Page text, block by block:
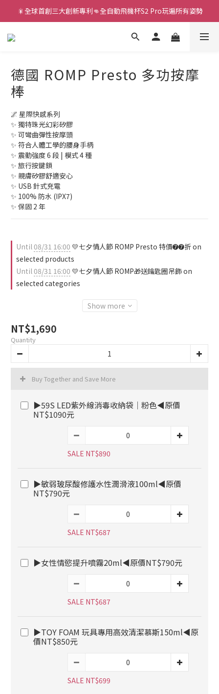
新款智能炮機👍小奶狗🩷小飛象💜
🎇全球首創三大創新專利👊全自動飛機杯S2 Pro玩遍所有姿勢
新款智能炮機👍小奶狗🩷小飛象💜
德國 ROMP Presto 多功按摩
棒
🌌 星際快感系列
✨ 獨特珠光幻彩矽膠
✨ 可彎曲彈性按摩頭
✨ 符合人體工學的腰身手柄
✨ 震動強度 6 段 | 模式 4 種
✨ 旅行按鍵鎖
✨ 親膚矽膠舒適安心
✨ USB 針式充電
✨ 100% 防水 (IPX7)
✨ 保固 2 年
Until08/31 16:00 💛七夕情人節 ROMP Presto 特價➐➐折 on
selected products
Until08/31 16:00 💛七夕情人節 ROMP🎁送鑰匙圈吊飾 on
selected categories
Show more
NT$1,690
Quantity
Buy Together and Save More
▶59S LED紫外線消毒收納袋｜粉色◀原價
NT$1090元
SALE NT$890
▶敏弱玻尿酸修護水性潤滑液100ml◀原價
NT$790元
SALE NT$687
▶女性情慾提升噴霧20ml◀原價NT$790元
SALE NT$687
▶TOY FOAM 玩具專用高效清潔慕斯150ml◀原
價NT$850元
SALE NT$699